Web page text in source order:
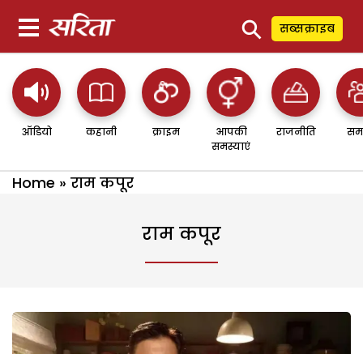
⚲ सब्सक्राइब
ऑडियो कहानी क्राइम
आपकी
समस्याएं
राजनीति
Home » राम कपूर
राम कपूर